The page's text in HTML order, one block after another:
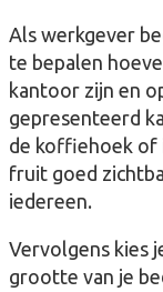
Als werkgever
te bepalen
kantoor zijn en
gepresenteerd
de koffiehoek of
fruit goed
iedereen.
Vervolgens kies
grootte van je